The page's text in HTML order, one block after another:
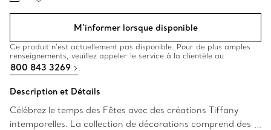
M’informer lorsque disponible
Ce produit n’est actuellement pas disponible. Pour de plus amples
renseignements, veuillez appeler le service à la clientèle au
800 843 3269 .
Description et Détails
Célébrez le temps des Fêtes avec des créations Tiffany
intemporelles. La collection de décorations comprend des